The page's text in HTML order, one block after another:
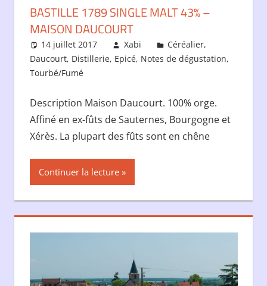
BASTILLE 1789 SINGLE MALT 43% –
MAISON DAUCOURT
14 juillet 2017 Xabi Céréalier,
Daucourt, Distillerie, Epicé, Notes de dégustation,
Tourbé/Fumé
Description Maison Daucourt. 100% orge.
Affiné en ex-fûts de Sauternes, Bourgogne et
Xérès. La plupart des fûts sont en chêne
Continuer la lecture